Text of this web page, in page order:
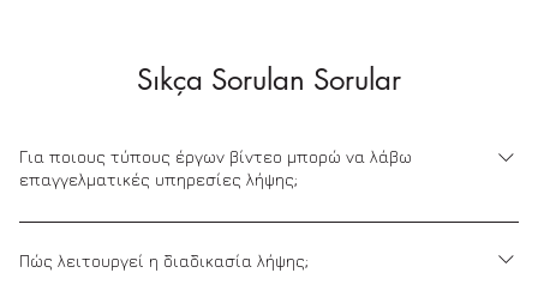
Sıkça Sorulan Sorular
Για ποιους τύπους έργων βίντεο μπορώ να λάβω
επαγγελματικές υπηρεσίες λήψης;
Η επαγγελματική μας υπηρεσία παραγωγής βίντεο καλύπτει
μια ποικιλία έργων βίντεο. Μπορείτε να επικοινωνήσετε μαζί
Πώς λειτουργεί η διαδικασία λήψης;